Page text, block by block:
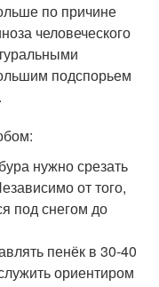
по причине
человеческого
подспорьем
нужно срезать
от того,
под снегом до
пенёк в 30-40
ориентиром